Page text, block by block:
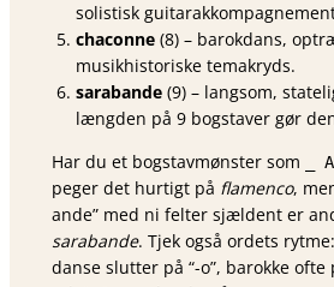
solistisk
chaconne (8) – barokdans,
musikhistoriske tema­kryds.
sarabande (9) – langsom,
længden på 9 bogstaver gør
Har du et bogstavmønster som
_
peger det hurtigt på flamenco,
ande” med ni felter sjældent er
sarabande. Tjek også ordets
danse slutter på “-o”, barokke ofte